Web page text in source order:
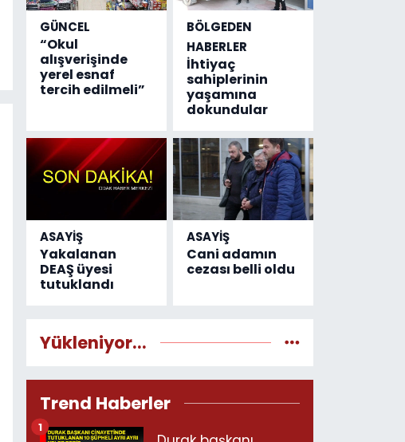
GÜNCEL
“Okul
alışverişinde
yerel esnaf
tercih edilmeli”
BÖLGEDEN
HABERLER
İhtiyaç
sahiplerinin
yaşamına
dokundular
ASAYİŞ
Yakalanan
DEAŞ üyesi
tutuklandı
ASAYİŞ
Cani adamın
cezası belli oldu
Yükleniyor...
Trend Haberler
1